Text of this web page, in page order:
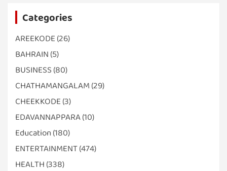
Categories
AREEKODE (26)
BAHRAIN (5)
BUSINESS (80)
CHATHAMANGALAM (29)
CHEEKKODE (3)
EDAVANNAPPARA(10)
Education (180)
ENTERTAINMENT(474)
HEALTH (338)